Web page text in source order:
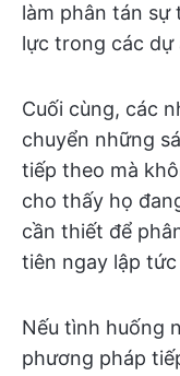
làm phân tán sự
lực trong các dự
Cuối cùng, các
chuyển những
tiếp theo mà
cho thấy họ
cần thiết để
tiên ngay lập
Nếu tình huống
phương pháp